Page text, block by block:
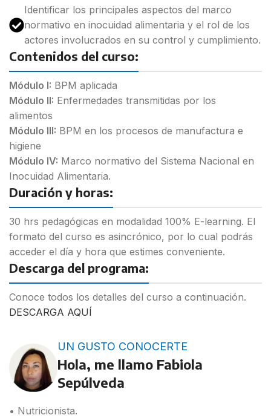
Identificar los principales aspectos del marco
normativo en inocuidad alimentaria y el rol de los
actores involucrados en su control y cumplimiento.
Contenidos del curso:
Módulo I: BPM aplicada
Módulo II: Enfermedades transmitidas por los
alimentos
Módulo III: BPM en los procesos de manufactura e
higiene
Módulo IV: Marco normativo del Sistema Nacional en
Inocuidad Alimentaria.
Duración y horas:
30 hrs pedagógicas en modalidad 100% E-learning. El
formato del curso es asincrónico, por lo cual podrás
acceder el día y hora que estimes conveniente.
Descarga del programa:
Conoce todos los detalles del curso a continuación.
DESCARGA AQUÍ
UN GUSTO CONOCERTE
Hola, me llamo Fabiola
Sepúlveda
• Nutricionista.